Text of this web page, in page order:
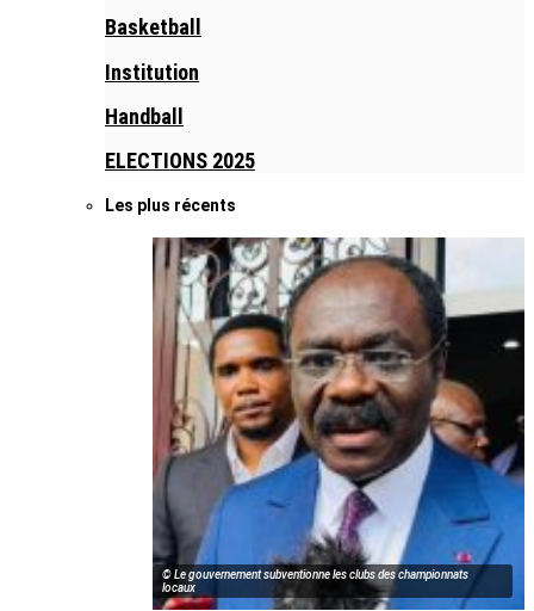
Basketball
Institution
Handball
ELECTIONS 2025
Les plus récents
© Le gouvernement subventionne les clubs des championnats
locaux